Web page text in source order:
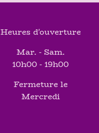
Heures d'ouverture
Mar. - Sam.
10h00 - 19h00
Fermeture le
Mercredi